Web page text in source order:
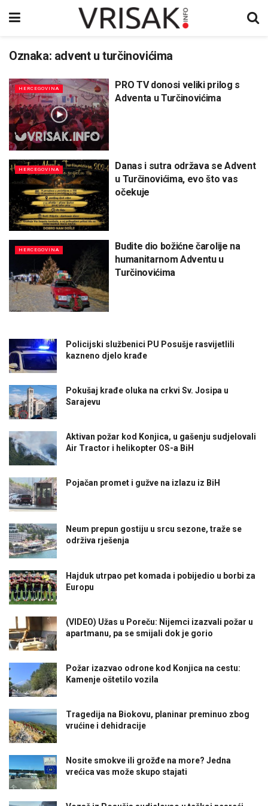
Oznaka: advent u turčinovićima
HERCEGOVINA
PRO TV donosi veliki prilog s
Adventa u Turčinovićima
HERCEGOVINA
Danas i sutra održava se Advent
u Turčinovićima, evo što vas
očekuje
HERCEGOVINA
Budite dio božićne čarolije na
humanitarnom Adventu u
Turčinovićima
Policijski službenici PU Posušje rasvijetlili
kazneno djelo krađe
Pokušaj krađe oluka na crkvi Sv. Josipa u
Sarajevu
Aktivan požar kod Konjica, u gašenju sudjelovali
Air Tractor i helikopter OS-a BiH
Pojačan promet i gužve na izlazu iz BiH
Neum prepun gostiju u srcu sezone, traže se
održiva rješenja
Hajduk utrpao pet komada i pobijedio u borbi za
Europu
(VIDEO) Užas u Poreču: Nijemci izazvali požar u
apartmanu, pa se smijali dok je gorio
Požar izazvao odrone kod Konjica na cestu:
Kamenje oštetilo vozila
Tragedija na Biokovu, planinar preminuo zbog
vrućine i dehidracije
Nosite smokve ili grožđe na more? Jedna
vrećica vas može skupo stajati